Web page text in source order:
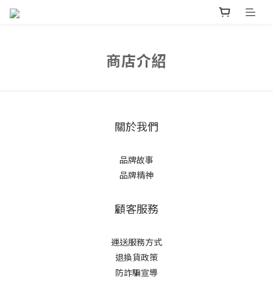
商店介紹
關於我們
品牌故事
品牌精神
顧客服務
運送服務方式
退換貨政策
防詐騙宣導